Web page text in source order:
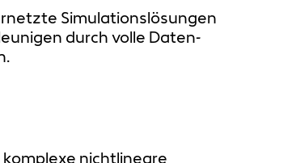
Simulationslösungen
durch volle Daten-
nichtlineare